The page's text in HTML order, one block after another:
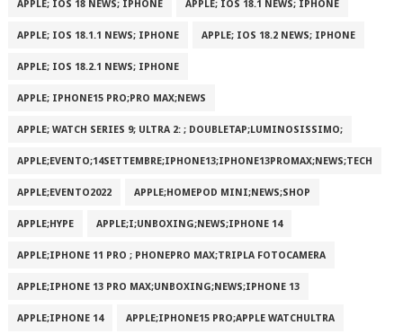
APPLE; IOS 18 NEWS; IPHONE APPLE; IOS 18.1 NEWS; IPHONE
APPLE; IOS 18.1.1 NEWS; IPHONE APPLE; IOS 18.2 NEWS; IPHONE
APPLE; IOS 18.2.1 NEWS; IPHONE
APPLE; IPHONE15 PRO;PRO MAX;NEWS
APPLE; WATCH SERIES 9; ULTRA 2: ; DOUBLETAP;LUMINOSISSIMO;
APPLE;EVENTO;14SETTEMBRE;IPHONE13;IPHONE13PROMAX;NEWS;TECH
APPLE;EVENTO2022 APPLE;HOMEPOD MINI;NEWS;SHOP
APPLE;HYPE APPLE;I;UNBOXING;NEWS;IPHONE 14
APPLE;IPHONE 11 PRO ; PHONEPRO MAX;TRIPLA FOTOCAMERA
APPLE;IPHONE 13 PRO MAX;UNBOXING;NEWS;IPHONE 13
APPLE;IPHONE 14 APPLE;IPHONE15 PRO;APPLE WATCHULTRA